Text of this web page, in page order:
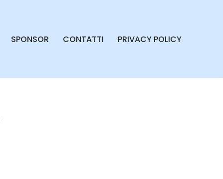
SPONSOR CONTATTI PRIVACY POLICY